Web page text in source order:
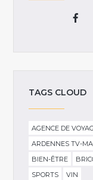
TAGS CLOUD
AGENCE DE
ARDENNES TV-
BIEN-ÊTRE
SPORTS
VIN